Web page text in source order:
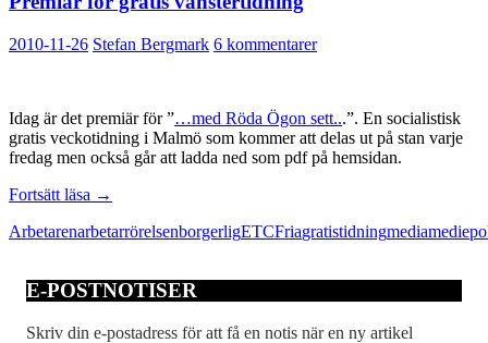
2010-11-26 Stefan Bergmark 6 kommentarer
Idag är det premiär för ”…med Röda Ögon sett...”. En socialistisk
gratis veckotidning i Malmö som kommer att delas ut på stan varje
fredag men också går att ladda ned som pdf på hemsidan.
Fortsätt läsa Premiär
gratis
→
ArbetarenarbetarrörelsenborgerligETCFriagratistidningmedia
E-POSTNOTISER
Skriv din e-postadress för att få en notis när en ny artikel